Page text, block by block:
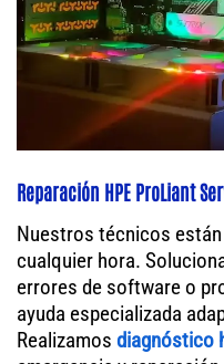
Reparación HPE ProLiant
Nuestros técnicos
cualquier hora.
errores de software o
ayuda especializada
Realizamos diagnóstico